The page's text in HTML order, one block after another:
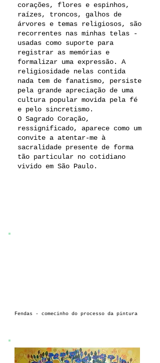
corações, flores e espinhos,
raízes, troncos, galhos de
árvores e temas religiosos, são
recorrentes nas minhas telas -
usadas como suporte para
registrar as memórias e
formalizar uma expressão. A
religiosidade nelas contida
nada tem de fanatismo, persiste
pela grande apreciação de uma
cultura popular movida pela fé
e pelo sincretismo.
O Sagrado Coração,
ressignificado, aparece como um
convite a atentar-me à
sacralidade presente de forma
tão particular no cotidiano
vivido em São Paulo.
Fendas - comecinho do processo da pintura